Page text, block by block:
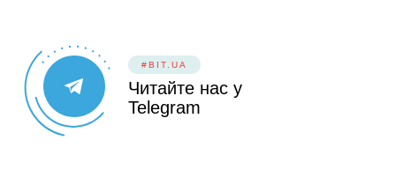
#BIT.UA
Читайте нас у
Telegram